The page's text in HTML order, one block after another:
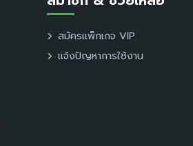
สมัครแพ็กเกจ VIP
แจ้งปัญหาการใช้งาน